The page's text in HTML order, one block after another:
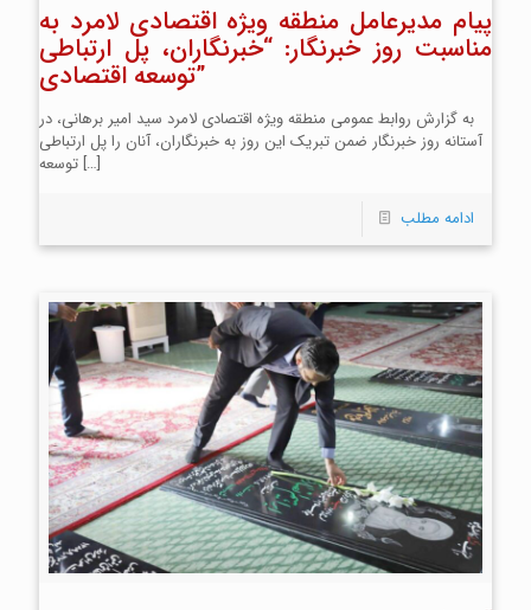
پیام مدیرعامل منطقه ویژه اقتصادی لامرد به
مناسبت روز خبرنگار: “خبرنگاران، پل ارتباطی
توسعه اقتصادی”
به گزارش روابط عمومی منطقه ویژه اقتصادی لامرد سید امیر برهانی، در
آستانه روز خبرنگار ضمن تبریک این روز به خبرنگاران، آنان را پل ارتباطی
توسعه […]
ادامه مطلب